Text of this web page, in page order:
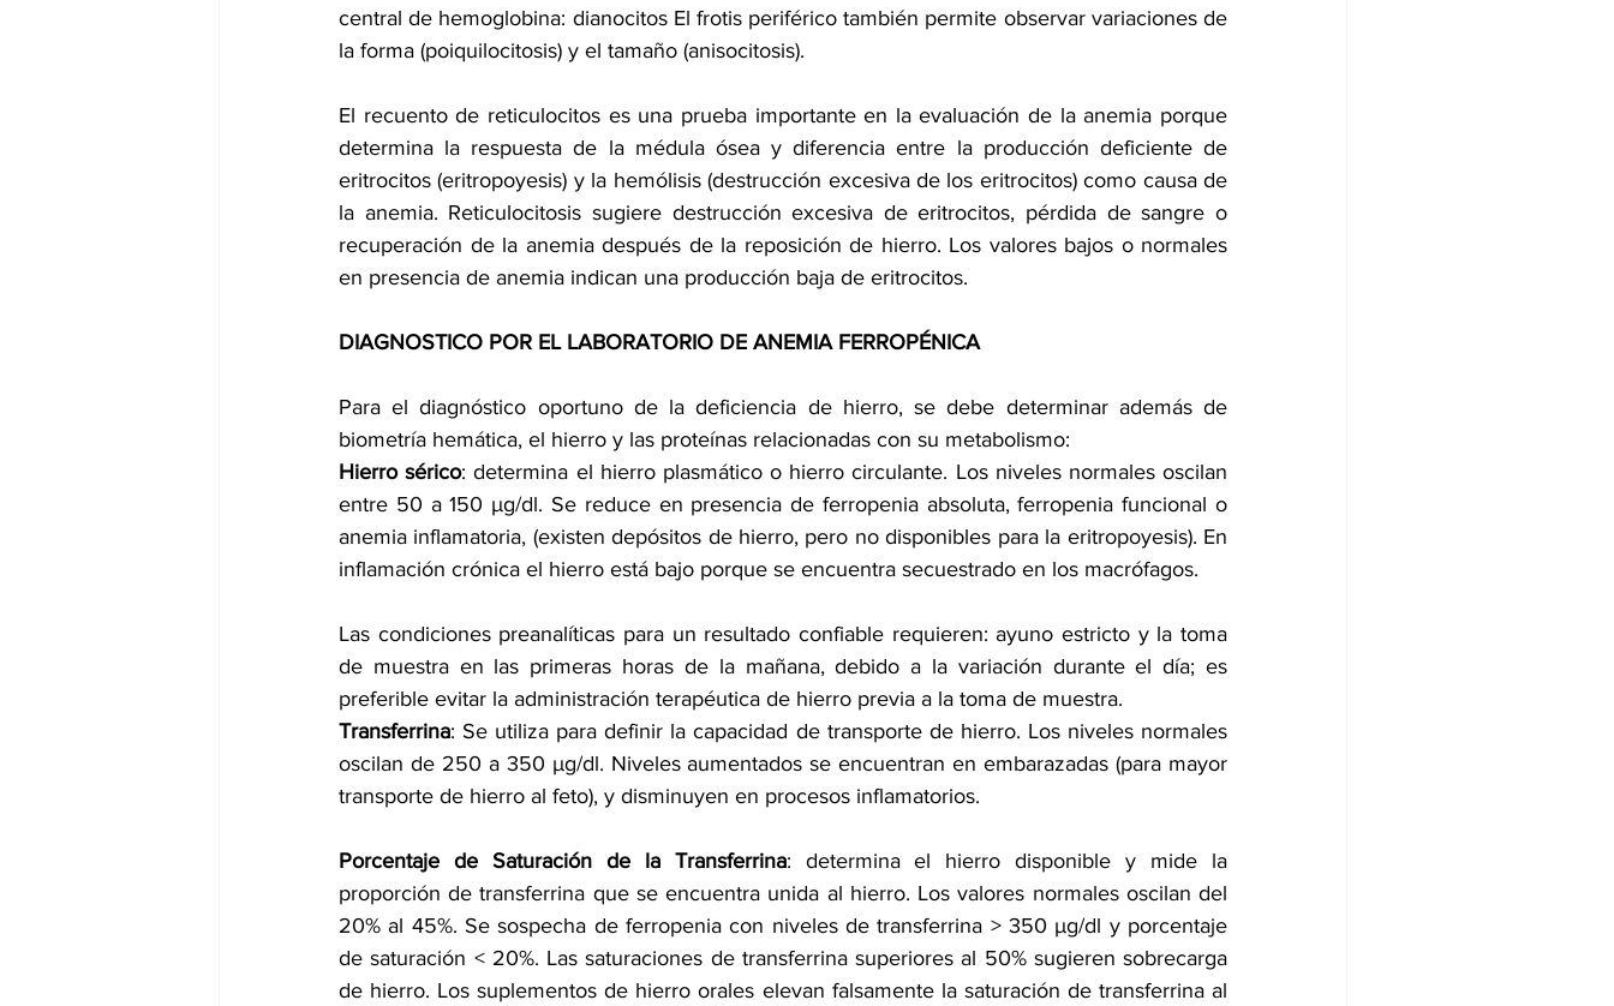
central de hemoglobina: dianocitos El frotis periférico también permite observar variaciones de
la forma (poiquilocitosis) y el tamaño (anisocitosis).
El recuento de reticulocitos es una prueba importante en la evaluación de la anemia porque
determina la respuesta de la médula ósea y diferencia entre la producción deficiente de
eritrocitos (eritropoyesis) y la hemólisis (destrucción excesiva de los eritrocitos) como causa de
la anemia. Reticulocitosis sugiere destrucción excesiva de eritrocitos, pérdida de sangre o
recuperación de la anemia después de la reposición de hierro. Los valores bajos o normales
en presencia de anemia indican una producción baja de eritrocitos.
DIAGNOSTICO POR EL LABORATORIO DE ANEMIA FERROPÉNICA
Para el diagnóstico oportuno de la deficiencia de hierro, se debe determinar además de
biometría hemática, el hierro y las proteínas relacionadas con su metabolismo:
Hierro sérico: determina el hierro plasmático o hierro circulante. Los niveles normales oscilan
entre 50 a 150 µg/dl. Se reduce en presencia de ferropenia absoluta, ferropenia funcional o
anemia inflamatoria, (existen depósitos de hierro, pero no disponibles para la eritropoyesis). En
inflamación crónica el hierro está bajo porque se encuentra secuestrado en los macrófagos.
Las condiciones preanalíticas para un resultado confiable requieren: ayuno estricto y la toma
de muestra en las primeras horas de la mañana, debido a la variación durante el día; es
preferible evitar la administración terapéutica de hierro previa a la toma de muestra.
Transferrina: Se utiliza para definir la capacidad de transporte de hierro. Los niveles normales
oscilan de 250 a 350 µg/dl. Niveles aumentados se encuentran en embarazadas (para mayor
transporte de hierro al feto), y disminuyen en procesos inflamatorios.
Porcentaje de Saturación de la Transferrina: determina el hierro disponible y mide la
proporción de transferrina que se encuentra unida al hierro. Los valores normales oscilan del
20% al 45%. Se sospecha de ferropenia con niveles de transferrina > 350 µg/dl y porcentaje
de saturación < 20%. Las saturaciones de transferrina superiores al 50% sugieren sobrecarga
de hierro. Los suplementos de hierro orales elevan falsamente la saturación de transferrina al